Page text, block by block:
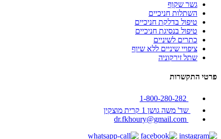
גשר שקוף
השתלות חניכיים
טיפול בדלקת חניכיים
טיפול בנסיגת חניכיים
כתרים לשיניים
ציפויי שיניים ללא שיוף
שתל זירקוניה
פרטי התקשרות
שד' משה גושן 1 קרית מוצקין